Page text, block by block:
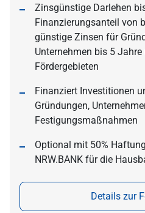
Zinsgünstige Darlehen
Finanzierungsanteil von
günstige Zinsen für
Unternehmen bis 5
Fördergebieten
Finanziert Investitionen
Gründungen,
Festigungsmaßnahmen
Optional mit 50%
NRW.BANK für die
Details zur